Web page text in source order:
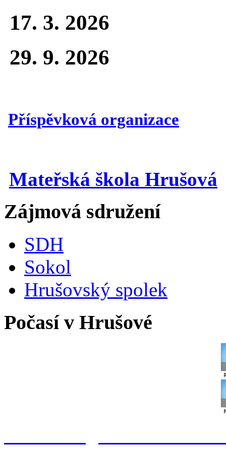
17. 3. 2026
29. 9. 2026
Příspěvková organizace
Mateřská škola Hrušová
Zájmová sdružení
SDH
Sokol
Hrušovský spolek
Počasí v Hrušové